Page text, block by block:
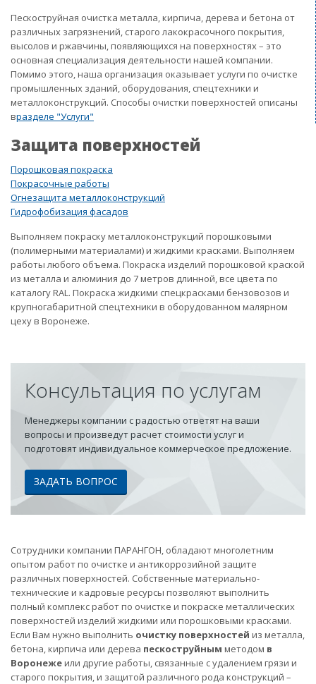
Пескоструйная очистка металла, кирпича, дерева и бетона от
различных загрязнений, старого лакокрасочного покрытия,
высолов и ржавчины, появляющихся на поверхностях – это
основная специализация деятельности нашей компании.
Помимо этого, наша организация оказывает услуги по очистке
промышленных зданий, оборудования, спецтехники и
металлоконструкций. Способы очистки поверхностей описаны
вразделе "Услуги"
Защита поверхностей
Порошковая покраска
Покрасочные работы
Огнезащита металлоконструкций
Гидрофобизация фасадов
Выполняем покраску металлоконструкций порошковыми
(полимерными материалами) и жидкими красками. Выполняем
работы любого объема. Покраска изделий порошковой краской
из металла и алюминия до 7 метров длинной, все цвета по
каталогу RAL. Покраска жидкими спецкрасками бензовозов и
крупногабаритной спецтехники в оборудованном малярном
цеху в Воронеже.
Консультация по услугам
Менеджеры компании с радостью ответят на ваши
вопросы и произведут расчет стоимости услуг и
подготовят индивидуальное коммерческое предложение.
ЗАДАТЬ ВОПРОС
Сотрудники компании ПАРАНГОН, обладают многолетним
опытом работ по очистке и антикоррозийной защите
различных поверхностей. Собственные материально-
технические и кадровые ресурсы позволяют выполнить
полный комплекс работ по очистке и покраске металлических
поверхностей изделий жидкими или порошковыми красками.
Если Вам нужно выполнить очистку поверхностей из металла,
бетона, кирпича или дерева пескоструйным методом в
Воронежеили другие работы, связанные с удалением грязи и
старого покрытия, и защитой различного рода конструкций –